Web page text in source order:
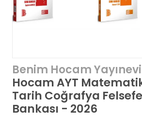
Benim Hocam Yayınevi
Hocam AYT
Tarih Coğrafya
Bankası - 2026